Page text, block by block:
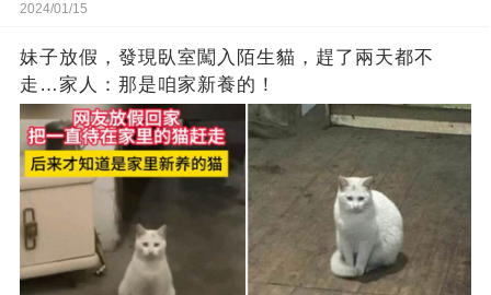
2024/01/15
妹子放假，發現臥室闖入陌生貓，趕了兩天都不
走…家人：那是咱家新養的！